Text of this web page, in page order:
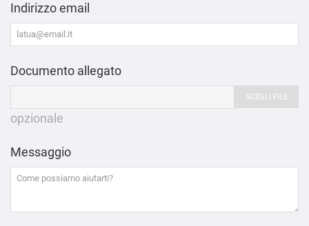
Indirizzo email
Documento allegato
SCEGLI FILE
opzionale
Messaggio